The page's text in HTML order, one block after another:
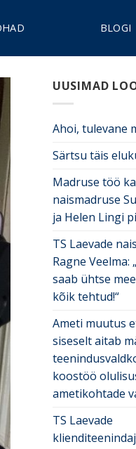
BLOGI
UUSIMAD
Ahoi, tulevane
Särtsu täis
Madruse töö
naismadruse
ja Helen Lingi
TS Laevade
Ragne Veelma:
saab ühtse
kõik tehtud!“
Ameti muutus
siseselt aitab
koostöö
ametikohtade
TS Laevade